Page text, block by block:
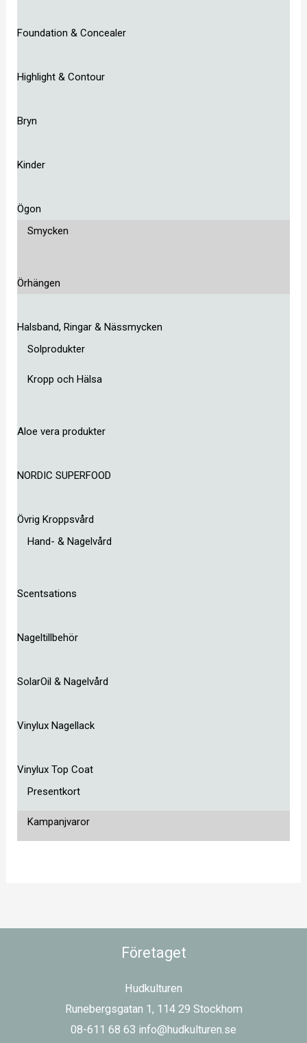
Foundation & Concealer
Highlight & Contour
Bryn
Kinder
Ögon
Smycken
Örhängen
Halsband, Ringar & Nässmycken
Solprodukter
Kropp och Hälsa
Aloe vera produkter
NORDIC SUPERFOOD
Övrig Kroppsvård
Hand- & Nagelvård
Scentsations
Nageltillbehör
SolarOil & Nagelvård
Vinylux Nagellack
Vinylux Top Coat
Presentkort
Kampanjvaror
Företaget
Hudkulturen
Runebergsgatan 1, 114 29 Stockhom
08-611 68 63 info@hudkulturen.se